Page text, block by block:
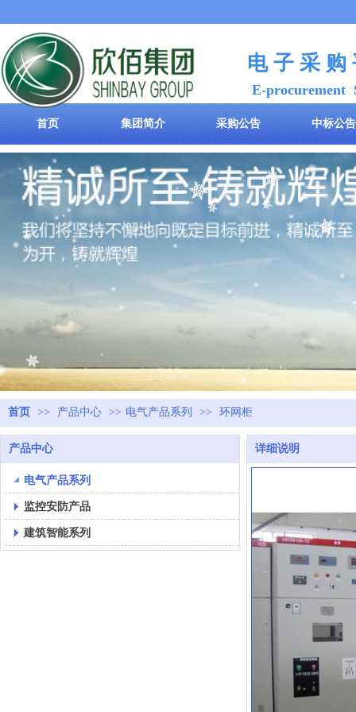
电 子 采 购
E-procurement
首页 集团简介 采购公告 中标公告
首页 >> 产品中心 >> 电气产品系列 >> 环网柜
产品中心
电气产品系列
监控安防产品
建筑智能系列
详细说明